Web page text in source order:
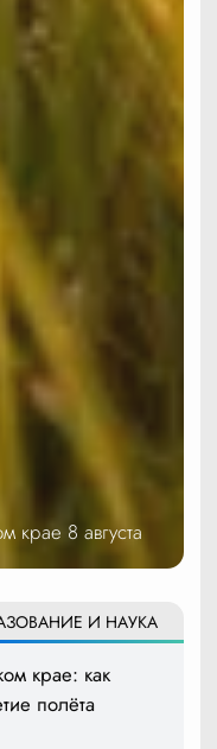
крае 8 августа
И НАУКА
крае: как
полёта